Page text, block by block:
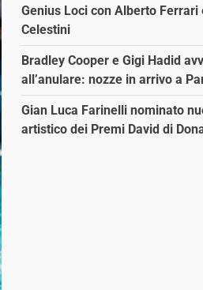
Genius Loci con Alberto Ferrari
Celestini
Bradley Cooper e Gigi Hadid
all’anulare: nozze in arrivo a
Gian Luca Farinelli nominato
artistico dei Premi David di